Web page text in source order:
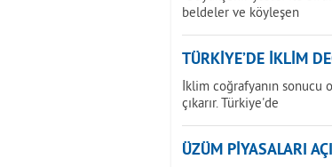
beldeler ve köyleşen
TÜRKİYE’DE İKLİM
İklim coğrafyanın sonucu
çıkarır. Türkiye'de
ÜZÜM PİYASALARI